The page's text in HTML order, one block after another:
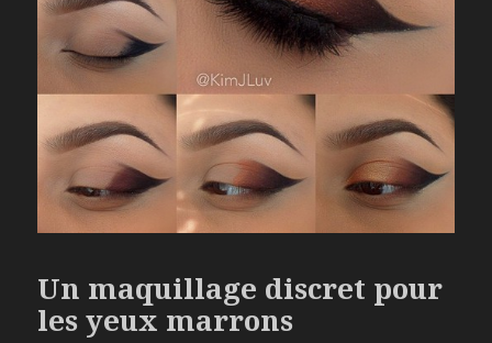
Un maquillage discret pour
les yeux marrons